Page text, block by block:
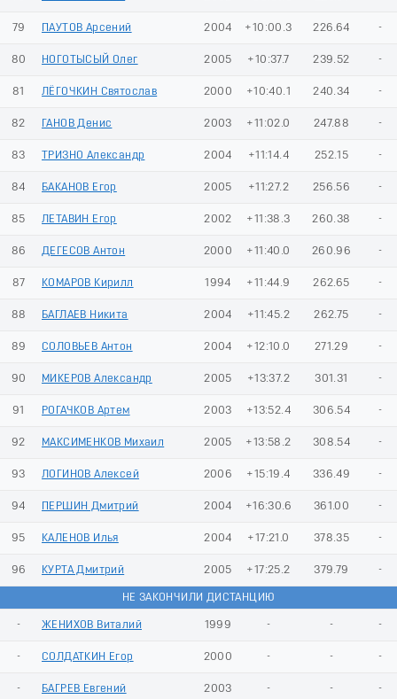
79 ПАУТОВ Арсений 2004 +10:00.3 226.64 -
80 НОГОТЫСЫЙ Олег 2005 +10:37.7 239.52 -
81 ЛЁГОЧКИН Святослав 2000 +10:40.1 240.34 -
82 ГАНОВ Денис 2003 +11:02.0 247.88 -
83 ТРИЗНО Александр 2004 +11:14.4 252.15 -
84 БАКАНОВ Егор 2005 +11:27.2 256.56 -
85 ЛЕТАВИН Егор 2002 +11:38.3 260.38 -
86 ДЕГЕСОВ Антон 2000 +11:40.0 260.96 -
87 КОМАРОВ Кирилл 1994 +11:44.9 262.65 -
88 БАГЛАЕВ Никита 2004 +11:45.2 262.75 -
89 СОЛОВЬЕВ Антон 2004 +12:10.0 271.29 -
90 МИКЕРОВ Александр 2005 +13:37.2 301.31 -
91 РОГАЧКОВ Артем 2003 +13:52.4 306.54 -
92 МАКСИМЕНКОВ Михаил 2005 +13:58.2 308.54 -
93 ЛОГИНОВ Алексей 2006 +15:19.4 336.49 -
94 ПЕРШИН Дмитрий 2004 +16:30.6 361.00 -
95 КАЛЕНОВ Илья 2004 +17:21.0 378.35 -
96 КУРТА Дмитрий 2005 +17:25.2 379.79 -
НЕ ЗАКОНЧИЛИ ДИСТАНЦИЮ
- ЖЕНИХОВ Виталий 1999 - - -
- СОЛДАТКИН Егор 2000 - - -
- БАГРЕВ Евгений 2003 - - -